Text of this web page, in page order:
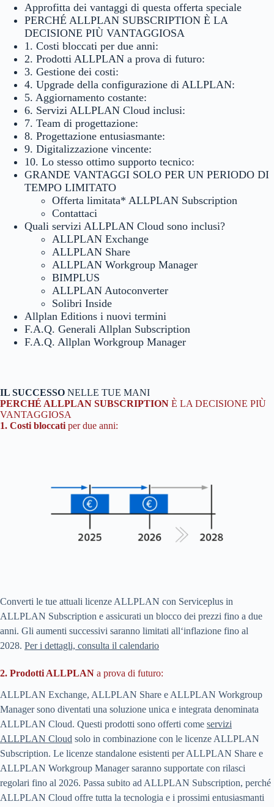
Approfitta dei vantaggi di questa offerta speciale
PERCHÉ ALLPLAN SUBSCRIPTION È LA
DECISIONE PIÙ VANTAGGIOSA
1. Costi bloccati per due anni:
2. Prodotti ALLPLAN a prova di futuro:
3. Gestione dei costi:
4. Upgrade della configurazione di ALLPLAN:
5. Aggiornamento costante:
6. Servizi ALLPLAN Cloud inclusi:
7. Team di progettazione:
8. Progettazione entusiasmante:
9. Digitalizzazione vincente:
10. Lo stesso ottimo supporto tecnico:
GRANDE VANTAGGI SOLO PER UN PERIODO DI
TEMPO LIMITATO
Offerta limitata* ALLPLAN Subscription
Contattaci
Quali servizi ALLPLAN Cloud sono inclusi?
ALLPLAN Exchange
ALLPLAN Share
ALLPLAN Workgroup Manager
BIMPLUS
ALLPLAN Autoconverter
Solibri Inside
Allplan Editions i nuovi termini
F.A.Q. Generali Allplan Subscription
F.A.Q. Allplan Workgroup Manager
IL SUCCESSO NELLE TUE MANI
PERCHÉ ALLPLAN SUBSCRIPTION È LA DECISIONE PIÙ
VANTAGGIOSA
1. Costi bloccati per due anni:
Converti le tue attuali licenze ALLPLAN con Serviceplus in
ALLPLAN Subscription e assicurati un blocco dei prezzi fino a due
anni. Gli aumenti successivi saranno limitati all‘inflazione fino al
2028. Per i dettagli, consulta il calendario
2. Prodotti ALLPLAN a prova di futuro:
ALLPLAN Exchange, ALLPLAN Share e ALLPLAN Workgroup
Manager sono diventati una soluzione unica e integrata denominata
ALLPLAN Cloud. Questi prodotti sono offerti come servizi
ALLPLAN Cloud solo in combinazione con le licenze ALLPLAN
Subscription. Le licenze standalone esistenti per ALLPLAN Share e
ALLPLAN Workgroup Manager saranno supportate con rilasci
regolari fino al 2026. Passa subito ad ALLPLAN Subscription, perché
ALLPLAN Cloud offre tutta la tecnologia e i prossimi entusiasmanti